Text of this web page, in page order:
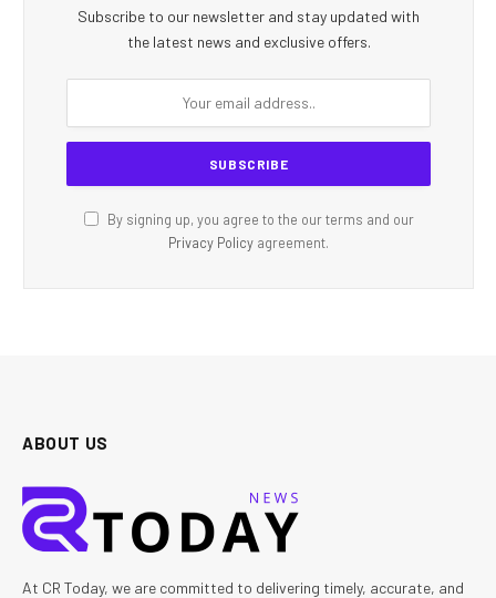
Subscribe to our newsletter and stay updated with
the latest news and exclusive offers.
By signing up, you agree to the our terms and our
Privacy Policy agreement.
ABOUT US
At CR Today, we are committed to delivering timely, accurate, and